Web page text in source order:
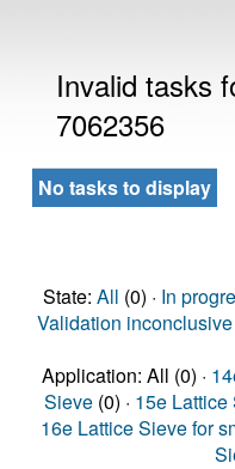
Invalid tasks
7062356
No tasks to display
State: All (0) · In
Validation inconclusive
Application: All (0) ·
Sieve (0) · 15e
16e Lattice Sieve for